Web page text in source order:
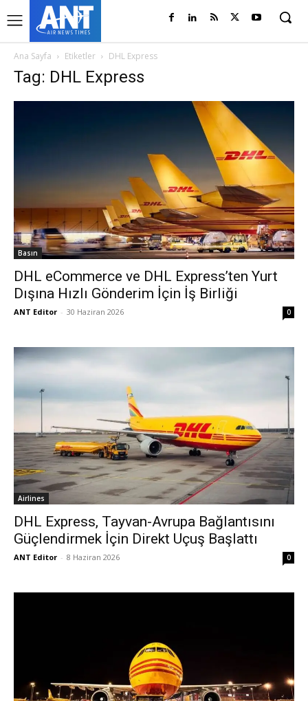
Ana Sayfa Etiketler DHL Express
Tag: DHL Express
Basın
DHL eCommerce ve DHL Express’ten Yurt
Dışına Hızlı Gönderim İçin İş Birliği
ANT Editor - 30 Haziran 2026 0
Airlines
DHL Express, Tayvan-Avrupa Bağlantısını
Güçlendirmek İçin Direkt Uçuş Başlattı
ANT Editor - 8 Haziran 2026 0